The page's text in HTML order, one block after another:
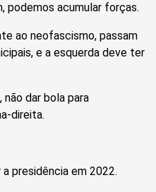
podemos acumular forças.
ao neofascismo, passam
e a esquerda deve ter
não dar bola para
direita.
presidência em 2022.